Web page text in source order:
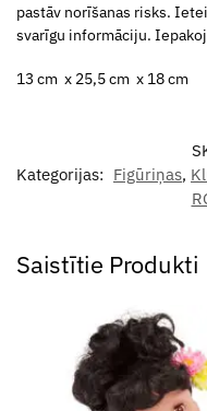
pastāv norīšanas risks.
svarīgu informāciju.
13 cm x 25,5 cm x 18 cm
Kategorijas: Figūriņas,
Saistītie Produkti